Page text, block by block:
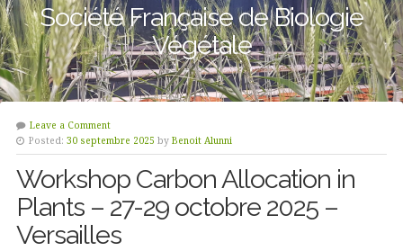
Société Française de Biologie
Végétale
Leave a Comment
Posted: 30 septembre 2025 by Benoit Alunni
Workshop Carbon Allocation in
Plants – 27-29 octobre 2025 –
Versailles